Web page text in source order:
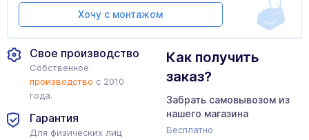
Свое производство
Собственное
производство с 2010
года.
Гарантия
Для физических лиц
Как получить
заказ?
Забрать самовывозом из
нашего магазина
Бесплатно
Хочу с монтажом